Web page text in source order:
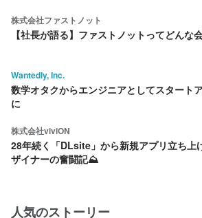
株式会社ファストノット
【社長が語る】ファストノットってどんな
Wantedly, Inc.
数学オタクからエンジニアとしてスタート
に
株式会社viviON
28年続く「DLsite」から新規アプリ立ち上
ザイナーの奮闘記⛰️
人気のストーリー